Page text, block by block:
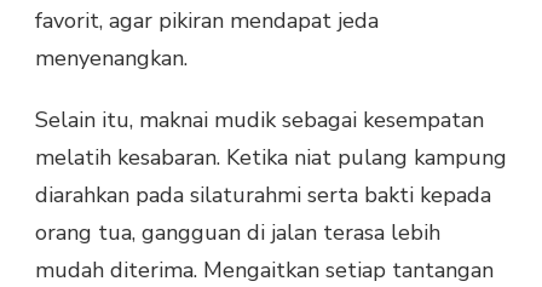
favorit, agar pikiran mendapat jeda
menyenangkan.
Selain itu, maknai mudik sebagai kesempatan
melatih kesabaran. Ketika niat pulang kampung
diarahkan pada silaturahmi serta bakti kepada
orang tua, gangguan di jalan terasa lebih
mudah diterima. Mengaitkan setiap tantangan